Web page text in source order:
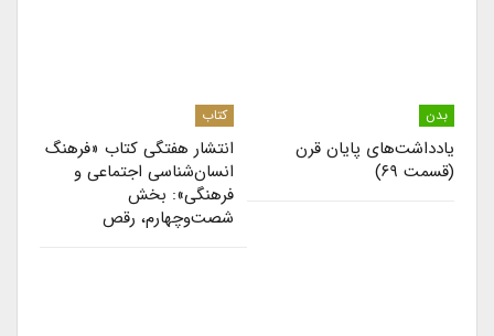
بدن
یادداشت‌های پایان قرن
(قسمت ۶۹)
کتاب
انتشار هفتگی کتاب «فرهنگ
انسان‌شناسی اجتماعی و
فرهنگی»: بخش
شصت‌وچهارم، رقص